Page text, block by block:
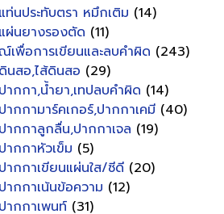
แท่นประทับตรา หมึกเติม (14)
แผ่นยางรองตัด (11)
เพื่อการเขียนและลบคำผิด (243)
ดินสอ,ไส้ดินสอ (29)
ปากกา,น้ำยา,เทปลบคำผิด (14)
ปากกามาร์คเกอร์,ปากกาเคมี (40)
ปากกาลูกลื่น,ปากกาเจล (19)
ปากกาหัวเข็ม (5)
ปากกาเขียนแผ่นใส/ซีดี (20)
ปากกาเน้นข้อความ (12)
ปากกาเพนท์ (31)